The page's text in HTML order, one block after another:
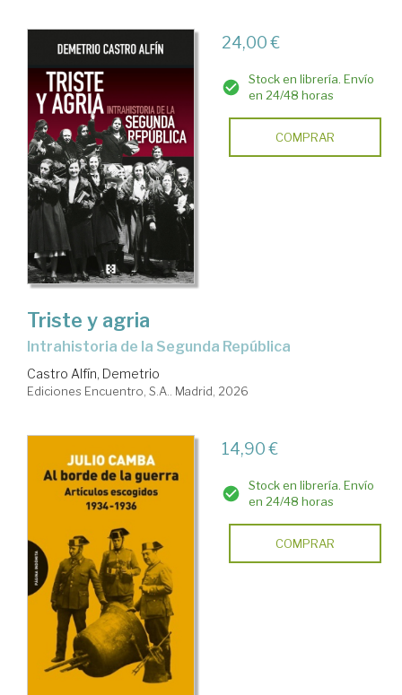
24,00 €
Stock en librería. Envío
en 24/48 horas
COMPRAR
Triste y agria
Intrahistoria de la Segunda República
Castro Alfín, Demetrio
Ediciones Encuentro, S.A.. Madrid, 2026
14,90 €
Stock en librería. Envío
en 24/48 horas
COMPRAR